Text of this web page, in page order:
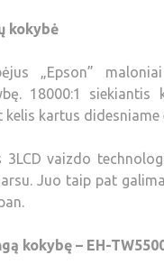
kokybė
„Epson”
18000:1
kartus didesniame
3LCD vaizdo
Juo taip pat
kokybę – EH-